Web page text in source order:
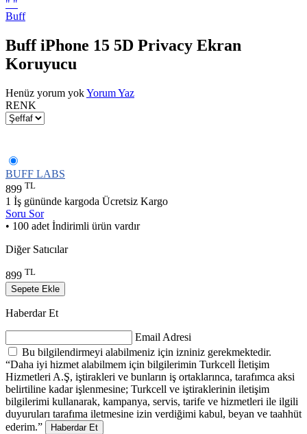
" "
Buff
Buff iPhone 15 5D Privacy Ekran
Koruyucu
Henüz yorum yokYorum Yaz
RENK
BUFF LABS
899 TL
1 İş gününde kargoda Ücretsiz Kargo
Soru Sor
• 100 adet İndirimli ürün vardır
Diğer Satıcılar
899 TL
Sepete Ekle
Haberdar Et
Email Adresi
Bu bilgilendirmeyi alabilmeniz için izniniz gerekmektedir.
“Daha iyi hizmet alabilmem için bilgilerimin Turkcell İletişim
Hizmetleri A.Ş, iştirakleri ve bunların iş ortaklarınca, tarafımca aksi
belirtiline kadar işlenmesine; Turkcell ve iştiraklerinin iletişim
bilgilerimi kullanarak, kampanya, servis, tarife ve hizmetleri ile ilgili
duyuruları tarafıma iletmesine izin verdiğimi kabul, beyan ve taahhüt
ederim.”
Haberdar Et